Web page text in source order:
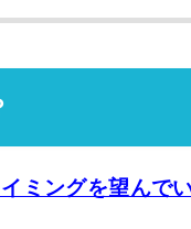
ミングを望んで